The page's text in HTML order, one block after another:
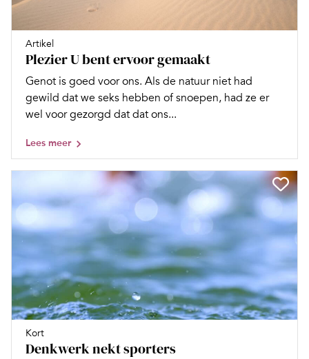
Artikel
Plezier U bent ervoor gemaakt
Genot is goed voor ons. Als de natuur niet had
gewild dat we seks hebben of snoepen, had ze er
wel voor gezorgd dat dat ons...
Lees meer
Kort
Denkwerk nekt sporters